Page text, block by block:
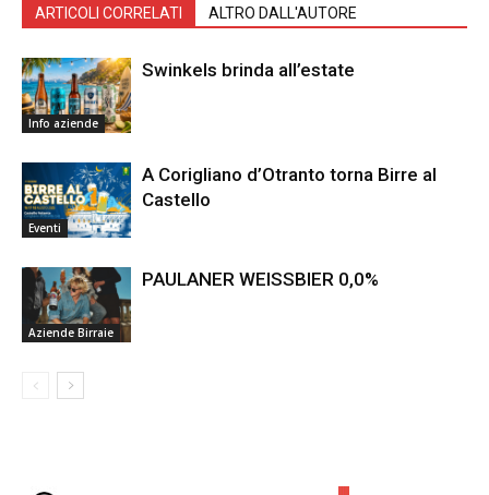
ARTICOLI CORRELATI ALTRO DALL'AUTORE
Info aziende
Swinkels brinda all’estate
Eventi
A Corigliano d’Otranto torna Birre al
Castello
Aziende Birraie
PAULANER WEISSBIER 0,0%